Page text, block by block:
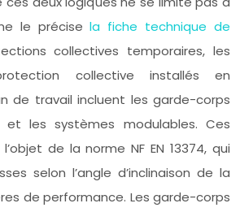
le précisela fiche technique de
collectives temporaires, les
collective installés en
de travail incluent les garde-corps
et les systèmes modulables. Ces
de la norme NF EN 13374, qui
selon l’angle d’inclinaison de la
de performance. Les garde-corps